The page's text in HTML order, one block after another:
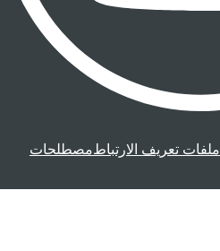
ملفات تعريف الارتباطمصطلحات